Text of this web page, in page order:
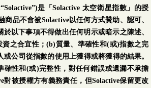
6.9664
是「Solactive 太空衛星指數」的授
商品不會被Solactive以任何方式贊助、認可、
於以下事項不得做出任何明示或暗示之陳述、
之合宜性；(b)質量、準確性和(或)指數之完
公司從指數的使用上獲得或將獲得的結果。
確性和(或)完整性，對任何錯誤或遺漏不承擔
對被授權方有義務責任，但Solactive保留更改